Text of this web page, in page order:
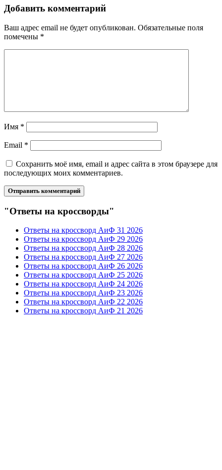
Добавить комментарий
Ваш адрес email не будет опубликован. Обязательные поля
помечены *
Имя *
Email *
Сохранить моё имя, email и адрес сайта в этом браузере для
последующих моих комментариев.
"Ответы на кроссворды"
Ответы на кроссворд АиФ 31 2026
Ответы на кроссворд АиФ 29 2026
Ответы на кроссворд АиФ 28 2026
Ответы на кроссворд АиФ 27 2026
Ответы на кроссворд АиФ 26 2026
Ответы на кроссворд АиФ 25 2026
Ответы на кроссворд АиФ 24 2026
Ответы на кроссворд АиФ 23 2026
Ответы на кроссворд АиФ 22 2026
Ответы на кроссворд АиФ 21 2026